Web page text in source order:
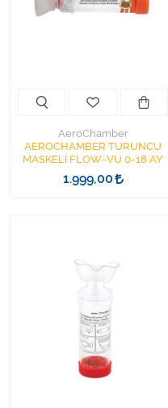
Kişisel Bakım ve Sağlık
Ortopedi Ürünleri
Tıbbi Tekstil Ürünleri
Varis Çorapları
AeroChamber
AEROCHAMBER TURUNCU
MASKELİ FLOW-VU 0-18 AY
1.999,00